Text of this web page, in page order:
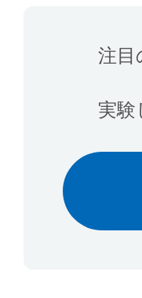
注目
実験